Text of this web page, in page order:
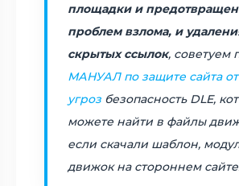
площадки и
проблем взлома, и
скрытых ссылок, советуем
МАНУАЛ по защите сайта
угроз безопасность DLE,
можете найти в файлы
если скачали шаблон,
движок на стороннем